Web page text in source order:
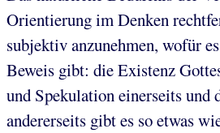
Orientierung im Denken
subjektiv anzunehmen, wofür
Beweis gibt: die Existenz
und Spekulation einerseits und
andererseits gibt es so etwas